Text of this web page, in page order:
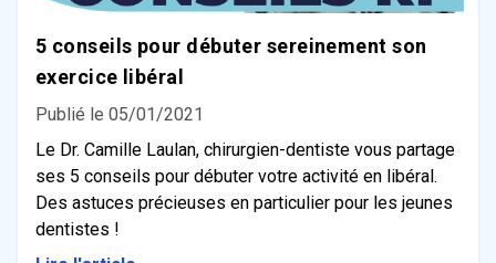
5 conseils pour débuter sereinement son
exercice libéral
Publié le 05/01/2021
Le Dr. Camille Laulan, chirurgien-dentiste vous partage
ses 5 conseils pour débuter votre activité en libéral.
Des astuces précieuses en particulier pour les jeunes
dentistes !